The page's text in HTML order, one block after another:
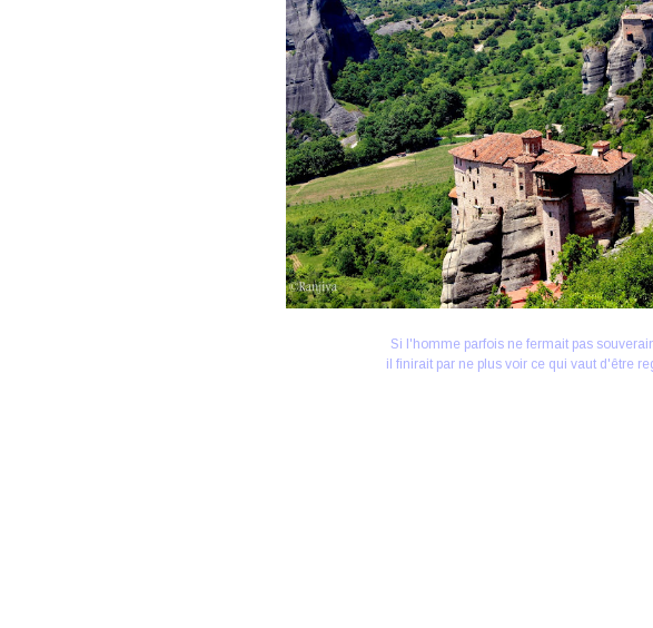
Si l'homme parfois ne fermait pas
il finirait par ne plus voir ce qui vaut d'être